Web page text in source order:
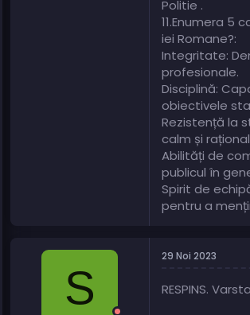
Politie .
11.Enumera 5
iei Romane?:
Integritate:
profesionale.
Disciplină:
obiectivele
Rezistență la
calm și
Abilități de
publicul în
Spirit de
pentru a
S
29 Noi 2023
RESPINS.